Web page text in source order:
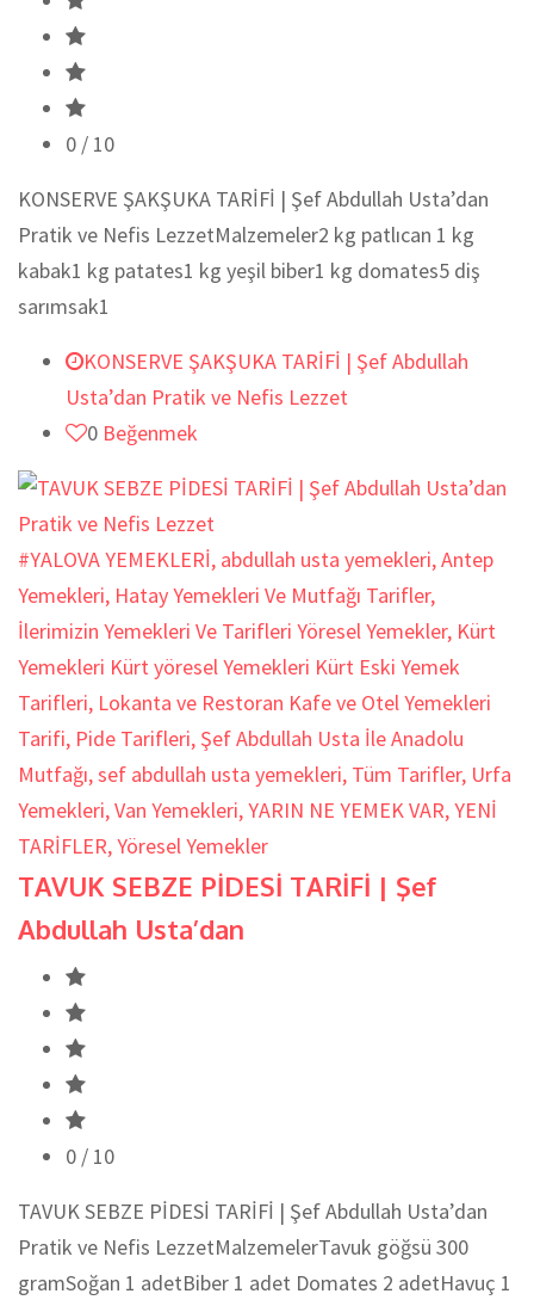
0 / 10
KONSERVE ŞAKŞUKA TARİFİ | Şef Abdullah Usta’dan
Pratik ve Nefis LezzetMalzemeler2 kg patlıcan 1 kg
kabak1 kg patates1 kg yeşil biber1 kg domates5 diş
sarımsak1
KONSERVE ŞAKŞUKA TARİFİ | Şef Abdullah
Usta’dan Pratik ve Nefis Lezzet
0 Beğenmek
#YALOVA YEMEKLERİ, abdullah usta yemekleri,Antep
Yemekleri, Hatay Yemekleri Ve Mutfağı Tarifler,
İlerimizin Yemekleri Ve Tarifleri Yöresel Yemekler, Kürt
Yemekleri Kürt yöresel Yemekleri Kürt Eski Yemek
Tarifleri, Lokanta ve Restoran Kafe ve Otel Yemekleri
Tarifi, Pide Tarifleri, Şef Abdullah Usta İle Anadolu
Mutfağı,sef abdullah usta yemekleri, Tüm Tarifler, Urfa
Yemekleri,Van Yemekleri,YARIN NE YEMEK VAR,YENİ
TARİFLER,Yöresel Yemekler
TAVUK SEBZE PİDESİ TARİFİ | Şef
Abdullah Usta’dan
0 / 10
TAVUK SEBZE PİDESİ TARİFİ | Şef Abdullah Usta’dan
Pratik ve Nefis LezzetMalzemelerTavuk göğsü 300
gramSoğan 1 adetBiber 1 adet Domates 2 adetHavuç 1